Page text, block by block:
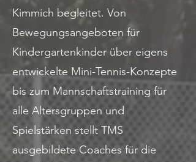
Kimmich begleitet. Von
Bewegungsangeboten für
Kindergartenkinder über eigens
entwickelte Mini-Tennis-Konzepte
bis zum Mannschaftstraining für
alle Altersgruppen und
Spielstärken stellt TMS
ausgebildete Coaches für die